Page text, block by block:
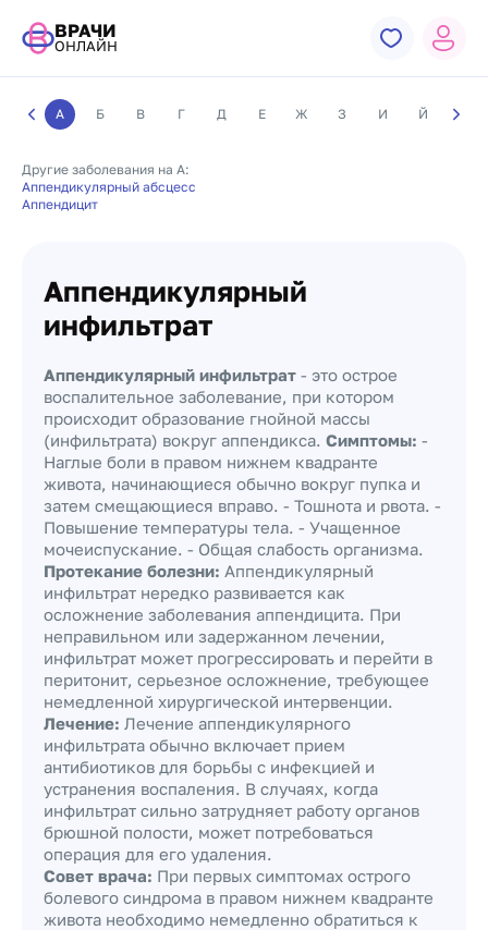
ВРАЧИ
ОНЛАЙН
А Б В Г Д Е Ж З И Й К
Другие заболевания на А:
Аппендикулярный абсцесс
Аппендицит
Аппендикулярный
инфильтрат
Аппендикулярный инфильтрат - это острое
воспалительное заболевание, при котором
происходит образование гнойной массы
(инфильтрата) вокруг аппендикса. Симптомы: -
Наглые боли в правом нижнем квадранте
живота, начинающиеся обычно вокруг пупка и
затем смещающиеся вправо. - Тошнота и рвота. -
Повышение температуры тела. - Учащенное
мочеиспускание. - Общая слабость организма.
Протекание болезни: Аппендикулярный
инфильтрат нередко развивается как
осложнение заболевания аппендицита. При
неправильном или задержанном лечении,
инфильтрат может прогрессировать и перейти в
перитонит, серьезное осложнение, требующее
немедленной хирургической интервенции.
Лечение: Лечение аппендикулярного
инфильтрата обычно включает прием
антибиотиков для борьбы с инфекцией и
устранения воспаления. В случаях, когда
инфильтрат сильно затрудняет работу органов
брюшной полости, может потребоваться
операция для его удаления.
Совет врача: При первых симптомах острого
болевого синдрома в правом нижнем квадранте
живота необходимо немедленно обратиться к